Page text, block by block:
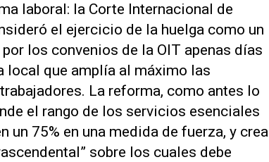
laboral: la Corte Internacional de
el ejercicio de la huelga como un
los convenios de la OIT apenas días
local que amplía al máximo las
La reforma, como antes lo
el rango de los servicios esenciales
un 75% en una medida de fuerza, y crea
sobre los cuales debe